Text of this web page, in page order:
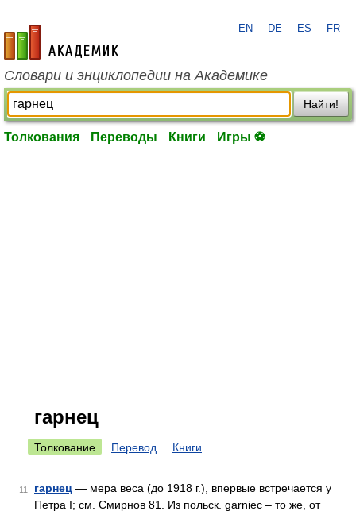
academic.ru
EN DE ES FR
Словари и энциклопедии на Академике
Найти!
Толкования Переводы Книги Игры ⚽
гарнец
Толкование Перевод Книги
11 гарнец — мера веса (до 1918 г.), впервые встречается у
Петра I; см. Смирнов 81. Из польск. garniec – то же, от